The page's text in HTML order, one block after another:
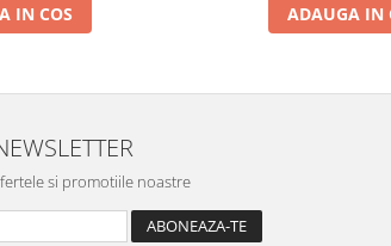
IN COS ADAUGA IN
si promotiile noastre